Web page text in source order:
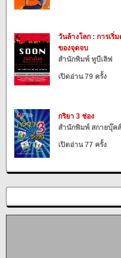
วันล้างโลก : การเริ่
ของจุดจบ
สำนักพิมพ์ ทูบีเลิฟ
เปิดอ่าน 79 ครั้ง
กริยา 3 ช่อง
สำนักพิมพ์ สกายบุ๊คส์
เปิดอ่าน 77 ครั้ง